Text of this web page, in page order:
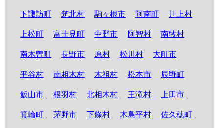
下諏訪町 筑北村 駒ヶ根市 阿南町 川上村
上松町 富士見町 中野市 阿智村 南牧村
南木曽町 長野市 原村 松川村 大町市
平谷村 南相木村 木祖村 松本市 辰野町
飯山市 根羽村 北相木村 王滝村 上田市
箕輪町 茅野市 下條村 木島平村 佐久穂町